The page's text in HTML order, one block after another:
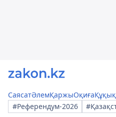
СаясатӘлемҚаржыОқиғаҚұқық
#Референдум-2026